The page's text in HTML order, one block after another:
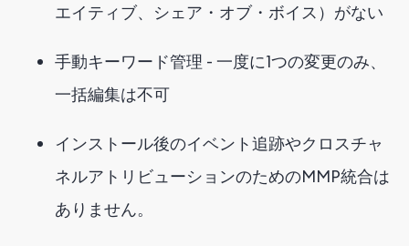
エイティブ、シェア・オブ・ボイス）がない
手動キーワード管理 - 一度に1つの変更のみ、
一括編集は不可
インストール後のイベント追跡やクロスチャ
ネルアトリビューションのためのMMP統合は
ありません。